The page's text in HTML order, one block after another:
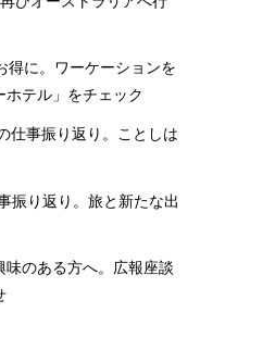
得に。ワーケーションを
テル」をチェック
仕事振り返り。ことしは
振り返り。旅と新たな出
のある方へ。広報座談